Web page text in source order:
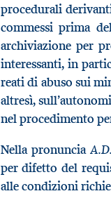
procedurali
commessi prima
archiviazione per
interessanti, in
reati di abuso sui
altresì,
nel procedimento
Nella pronuncia
per difetto del
alle condizioni